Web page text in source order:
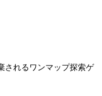
されるワンマップ探索ゲ